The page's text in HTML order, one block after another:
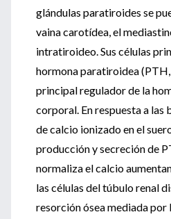
glándulas paratiroides se
vaina carotídea, el
intratiroideo. Sus células
hormona paratiroidea (PTH,
principal regulador de la
corporal. En respuesta a las
de calcio ionizado en el
producción y secreción de
normaliza el calcio
las células del túbulo renal
resorción ósea mediada por